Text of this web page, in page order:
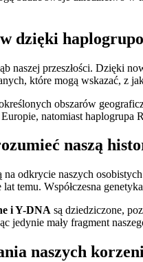
dzięki
naszej przeszłości. Dzięki
które mogą wskazać, z
obszarów
natomiast haplogrupa
naszą
odkrycie naszych
temu. Współczesna
i Y-DNA są dziedziczone,
jedynie mały fragment
naszych